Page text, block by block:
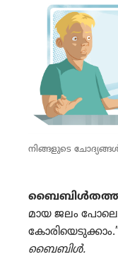
നിങ്ങളുടെ
മായ ജലം
ബൈബിൾ.